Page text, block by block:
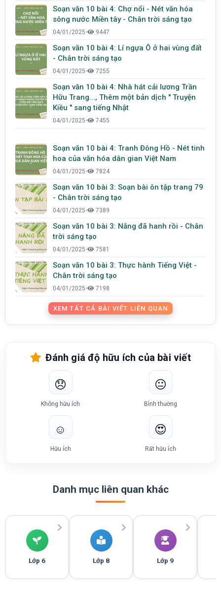
Soạn văn 10 bài 4: Chợ nổi - Nét văn hóa
sông nước Miền tây - Chân trời sáng tạo
04/01/2025• 9447
Soạn văn 10 bài 4: Lí ngựa Ô ở hai vùng đất
- Chân trời sáng tạo
04/01/2025• 7255
Soạn văn 10 bài 4: Nhà hát cải lương Trần
Hữu Trang..., Thêm một bản dịch " Truyện
Kiều " sang tiếng Nhật
04/01/2025• 7455
Soạn văn 10 bài 4: Tranh Đông Hồ - Nét tinh
hoa của văn hóa dân gian Việt Nam
04/01/2025• 7824
Soạn văn 10 bài 3: Soạn bài ôn tập trang 79
- Chân trời sáng tạo
04/01/2025• 7389
Soạn văn 10 bài 3: Nắng đã hanh rồi - Chân
trời sáng tạo
04/01/2025• 7581
Soạn văn 10 bài 3: Thực hành Tiếng Việt -
Chân trời sáng tạo
04/01/2025• 7198
XEM TẤT CẢ BÀI VIẾT LIÊN QUAN
Đánh giá độ hữu ích của bài viết
😞
Không hữu ích
😐
Bình thường
☺️
Hữu ích
😍
Rất hữu ích
Danh mục liên quan khác
Lớp 6 Lớp 8 Lớp 9